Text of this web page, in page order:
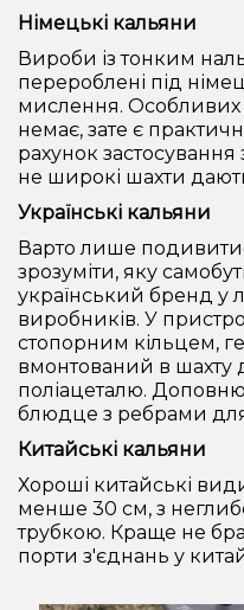
Німецькі кальяни
Вироби із тонким
перероблені під
мислення. Особливих
немає, зате є
рахунок застосування
не широкі шахти
Українські кальяни
Варто лише
зрозуміти, яку
український бренд у
виробників. У
стопорним кільцем,
вмонтований в шахту
поліацеталю.
блюдце з ребрами
Китайські кальяни
Хороші китайські
менше 30 см, з
трубкою. Краще не
порти з'єднань у